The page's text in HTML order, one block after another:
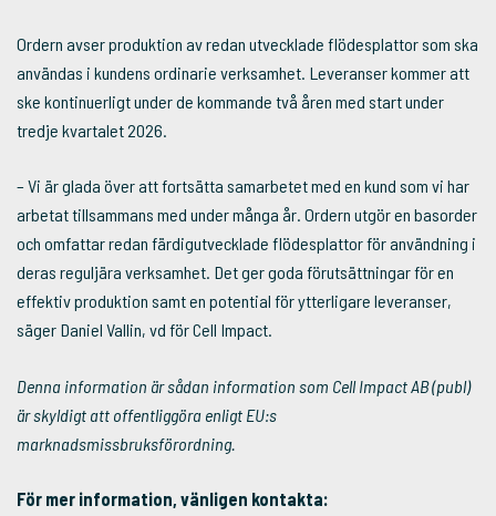
Ordern avser produktion av redan utvecklade flödesplattor som ska
användas i kundens ordinarie verksamhet. Leveranser kommer att
ske kontinuerligt under de kommande två åren med start under
tredje kvartalet 2026.
– Vi är glada över att fortsätta samarbetet med en kund som vi har
arbetat tillsammans med under många år. Ordern utgör en basorder
och omfattar redan färdigutvecklade flödesplattor för användning i
deras reguljära verksamhet. Det ger goda förutsättningar för en
effektiv produktion samt en potential för ytterligare leveranser,
säger Daniel Vallin, vd för Cell Impact.
Denna information är sådan information som Cell Impact AB (publ)
är skyldigt att offentliggöra enligt EU:s
marknadsmissbruksförordning.
För mer information, vänligen kontakta: